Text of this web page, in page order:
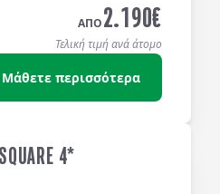
ΑΠΟ2.190€
Τελική τιμή ανά άτομο
Μάθετε περισσότερα
4*